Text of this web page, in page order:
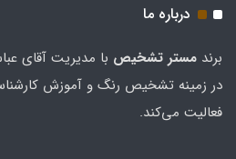
درباره ما
برند مستر تشخيص
در زمینه تشخیص رنگ و آموزش
فعالیت می‌کند.